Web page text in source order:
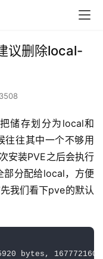
议删除local-
储存划分为local和
往其中一个不够用
安装PVE之后会执行
分配给local，方便
我们看下pve的默认
bytes, 167772160